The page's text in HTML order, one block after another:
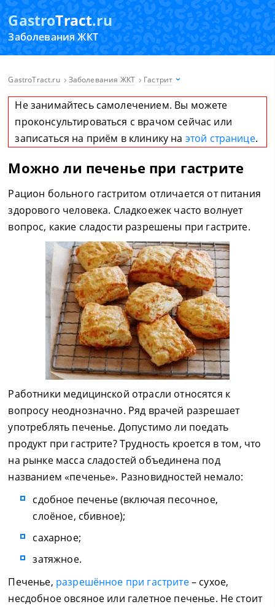
GastroTract.ru
Заболевания ЖКТ
GastroTract.ru Заболевания ЖКТ Гастрит
Не занимайтесь самолечением. Вы можете
проконсультироваться с врачом сейчас или
записаться на приём в клинику на этой странице.
Можно ли печенье при гастрите
Рацион больного гастритом отличается от питания
здорового человека. Сладкоежек часто волнует
вопрос, какие сладости разрешены при гастрите.
Работники медицинской отрасли относятся к
вопросу неоднозначно. Ряд врачей разрешает
употреблять печенье. Допустимо ли поедать
продукт при гастрите? Трудность кроется в том, что
на рынке масса сладостей объединена под
названием «печенье». Разновидностей немало:
сдобное печенье (включая песочное,
слоёное, сбивное);
сахарное;
затяжное.
Печенье, разрешённое при гастрите– сухое,
несдобное овсяное или галетное печенье. Не стоит